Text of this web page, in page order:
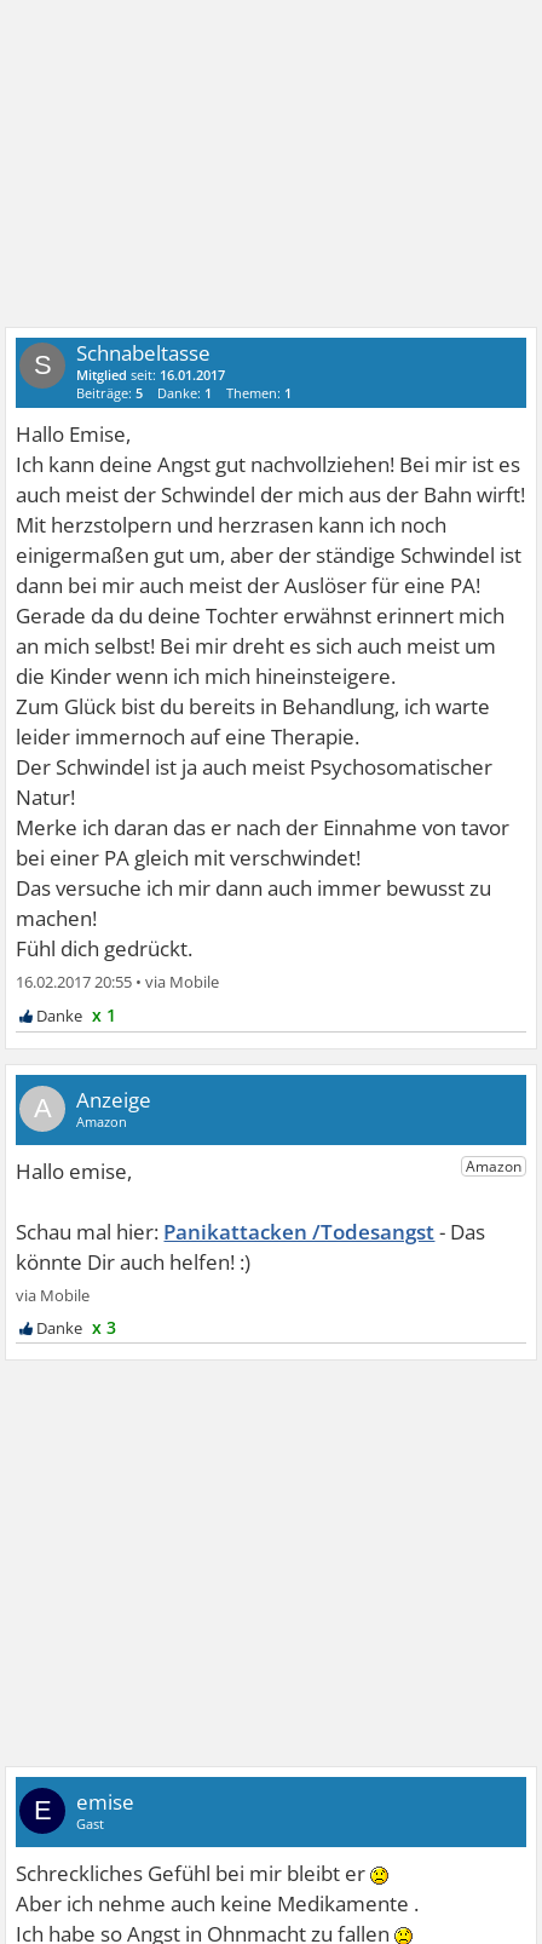
S Schnabeltasse
Mitglied seit: 16.01.2017
Beiträge:5 Danke: 1 Themen: 1
Hallo Emise,
Ich kann deine Angst gut nachvollziehen! Bei mir ist es
auch meist der Schwindel der mich aus der Bahn wirft!
Mit herzstolpern und herzrasen kann ich noch
einigermaßen gut um, aber der ständige Schwindel ist
dann bei mir auch meist der Auslöser für eine PA!
Gerade da du deine Tochter erwähnst erinnert mich
an mich selbst! Bei mir dreht es sich auch meist um
die Kinder wenn ich mich hineinsteigere.
Zum Glück bist du bereits in Behandlung, ich warte
leider immernoch auf eine Therapie.
Der Schwindel ist ja auch meist Psychosomatischer
Natur!
Merke ich daran das er nach der Einnahme von tavor
bei einer PA gleich mit verschwindet!
Das versuche ich mir dann auch immer bewusst zu
machen!
Fühl dich gedrückt.
16.02.2017 20:55 •
x 1
A
Panikattacken /Todesangst
x 3
E emise
Gast
Schreckliches Gefühl bei mir bleibt er
Aber ich nehme auch keine Medikamente .
Ich habe so Angst in Ohnmacht zu fallen